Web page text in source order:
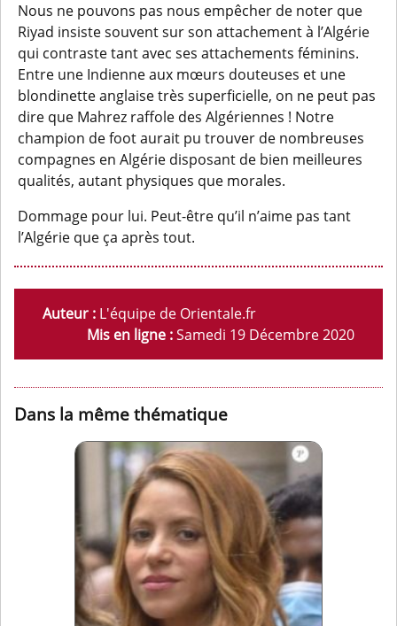
Nous ne pouvons pas nous empêcher de noter que
Riyad insiste souvent sur son attachement à l’Algérie
qui contraste tant avec ses attachements féminins.
Entre une Indienne aux mœurs douteuses et une
blondinette anglaise très superficielle, on ne peut pas
dire que Mahrez raffole des Algériennes ! Notre
champion de foot aurait pu trouver de nombreuses
compagnes en Algérie disposant de bien meilleures
qualités, autant physiques que morales.
Dommage pour lui. Peut-être qu’il n’aime pas tant
l’Algérie que ça après tout.
Auteur : L'équipe de Orientale.fr
Mis en ligne :Samedi 19 Décembre 2020
Dans la même thématique